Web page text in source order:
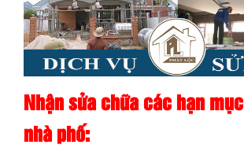
Nhận sửa chữa các hạn mục
nhà phố: